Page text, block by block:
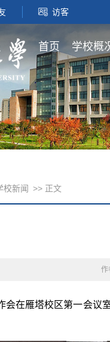
访客
首页 学校概
校新闻 >> 正文
作
会在雁塔校区第一会议